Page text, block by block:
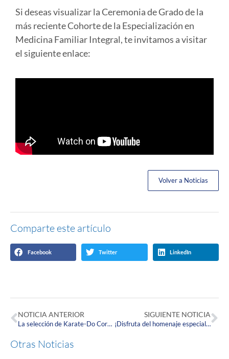
Si deseas visualizar la Ceremonia de Grado de la
más reciente Cohorte de la Especialización en
Medicina Familiar Integral, te invitamos a visitar
el siguiente enlace:
Volver a Noticias
Comparte este artículo
Facebook Twitter LinkedIn
NOTICIA ANTERIOR
La selección de Karate-Do Corpista participó en el Reto 100 Katas
SIGUIENTE NOTICIA
¡Disfruta del homenaje especial que la Corpas realizó a miembros de su Escuela de Música!
Otras Noticias